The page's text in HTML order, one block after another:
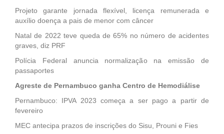
Projeto garante jornada flexível, licença remunerada e
auxílio doença a pais de menor com câncer
Natal de 2022 teve queda de 65% no número de acidentes
graves, diz PRF
Polícia Federal anuncia normalização na emissão de
passaportes
Agreste de Pernambuco ganha Centro de Hemodiálise
Pernambuco: IPVA 2023 começa a ser pago a partir de
fevereiro
MEC antecipa prazos de inscrições do Sisu, Prouni e Fies